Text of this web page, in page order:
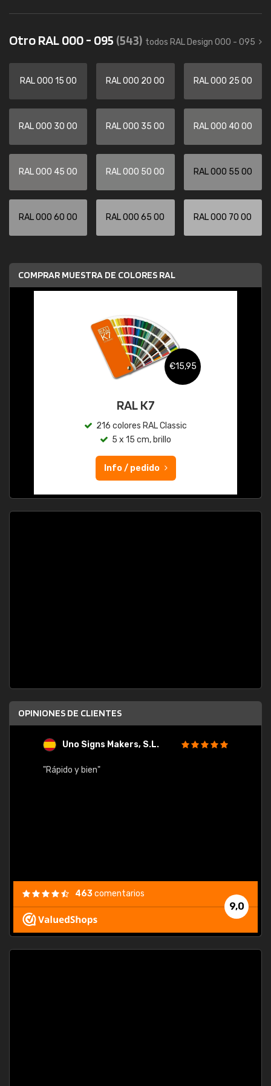
Otro RAL 000 - 095 (543) todos RAL Design 000 - 095
RAL 000 15 00 RAL 000 20 00 RAL 000 25 00
RAL 000 30 00 RAL 000 35 00 RAL 000 40 00
RAL 000 45 00 RAL 000 50 00 RAL 000 55 00
RAL 000 60 00 RAL 000 65 00 RAL 000 70 00
COMPRAR MUESTRA DE COLORES RAL
€15,95
RAL K7
216 colores RAL Classic
5 x 15 cm, brillo
Info / pedido
OPINIONES DE CLIENTES
Uno Signs Makers, S.L.
"Rápido y bien"
9,0
463comentarios